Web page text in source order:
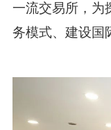
一流交易所，为
务模式、建设国